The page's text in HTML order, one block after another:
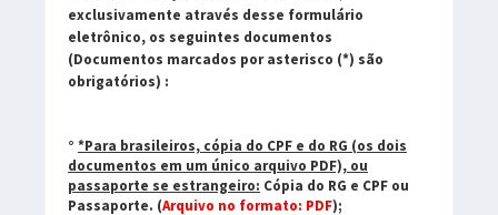
exclusivamente através desse formulário
eletrônico, os seguintes documentos
(Documentos marcados por asterisco (*) são
obrigatórios) :
° *Para brasileiros, cópia do CPF e do RG (os dois
documentos em um único arquivo PDF), ou
passaporte se estrangeiro: Cópia do RG e CPF ou
Passaporte. (Arquivo no formato: PDF);